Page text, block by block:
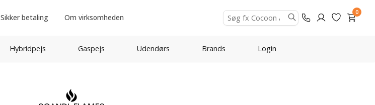
Sikker betaling Om virksomheden
0
Hybridpejs Gaspejs Udendørs Brands Login